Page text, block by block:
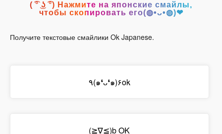
( ͡° ͜ʖ ͡°) Нажмите на японские смайлы,
чтобы скопировать его(◍•ᴗ•◍)❤
Получите текстовые смайлики Ok Japanese.
٩(๑❛ᴗ❛๑)۶ok
(≧∇≦)b OK